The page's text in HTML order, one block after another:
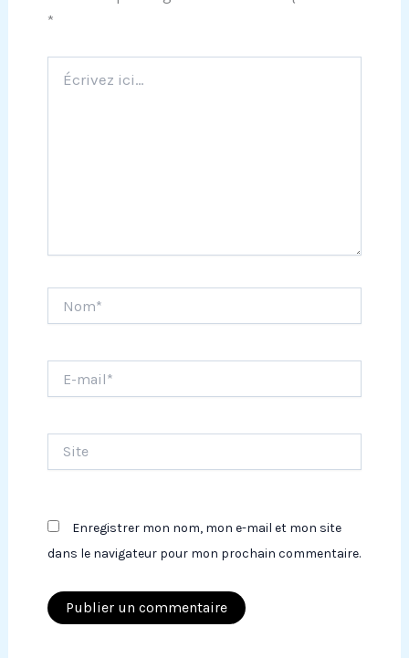
*
ici…
mail*
Enregistrer mon nom, mon e-mail et mon site
dans le navigateur pour mon prochain commentaire.